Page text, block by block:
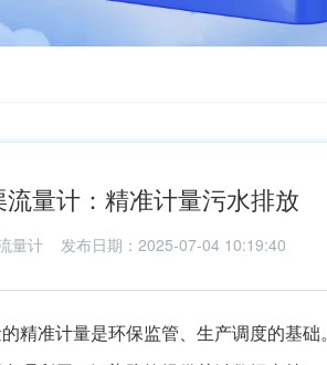
量计：精准计量污水排放
量计发布日期：2025-07-04 10:19:40
精准计量是环保监管、生产调度的基础。